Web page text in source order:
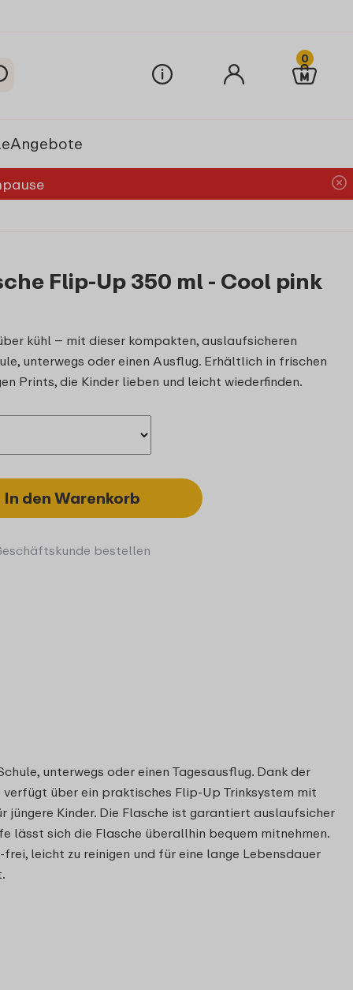
0
Angebote
Flip-Up 350 ml - Cool pink
kühl – mit dieser kompakten, auslaufsicheren
unterwegs oder einen Ausflug. Erhältlich in frischen
Prints, die Kinder lieben und leicht wiederfinden.
In den Warenkorb
bestellen
unterwegs oder einen Tagesausflug. Dank der
über ein praktisches Flip-Up Trinksystem mit
Kinder. Die Flasche ist garantiert auslaufsicher
lässt sich die Flasche überallhin bequem mitnehmen.
leicht zu reinigen und für eine lange Lebensdauer